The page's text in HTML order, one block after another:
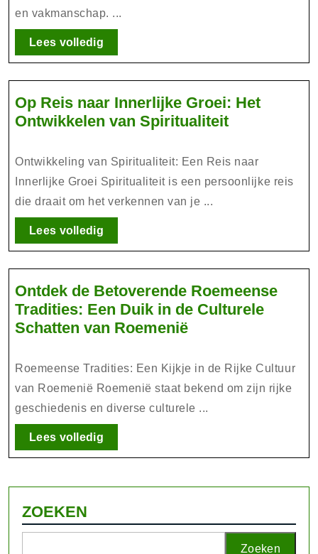
Een
Geschiedenis
en vakmanschap. ...
Lees volledigLees
volledig
Op Reis naar Innerlijke Groei: Het
Ontwikkelen van SpiritualiteitOp
naar
Innerlijke
van
Spiritualiteit
Ontwikkeling van Spiritualiteit: Een Reis naar
Innerlijke Groei Spiritualiteit is een persoonlijke reis
die draait om het verkennen van je ...
Lees volledigLees
volledig
Ontdek de Betoverende Roemeense
Tradities: Een Duik in de Culturele
Schatten van RoemeniëOntdek
Betoverende
Roemeense
Tradities:
in
Culturele
van
Roemenië
Roemeense Tradities: Een Kijkje in de Rijke Cultuur
van Roemenië Roemenië staat bekend om zijn rijke
geschiedenis en diverse culturele ...
Lees volledigLees
volledig
ZOEKEN
Zoeken